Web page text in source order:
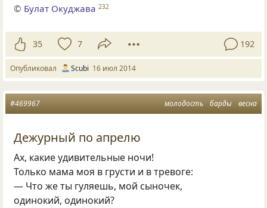
© Булат Окуджава 232
35 7 192
Опубликовал Scubi 16 июл 2014
молодость барды весна
#469967
Дежурный по апрелю
Ах, какие удивительные ночи!
Только мама моя в грусти и в тревоге:
— Что же ты гуляешь, мой сыночек,
одинокий, одинокий?